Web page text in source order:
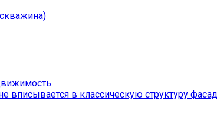
вписывается в классическую структуру